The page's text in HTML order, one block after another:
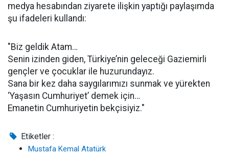
medya hesabından ziyarete ilişkin yaptığı paylaşımda
şu ifadeleri kullandı:
"Biz geldik Atam…
Senin izinden giden, Türkiye’nin geleceği Gaziemirli
gençler ve çocuklar ile huzurundayız.
Sana bir kez daha saygılarımızı sunmak ve yürekten
‘Yaşasın Cumhuriyet’ demek için…
Emanetin Cumhuriyetin bekçisiyiz."
Etiketler :
Mustafa Kemal Atatürk